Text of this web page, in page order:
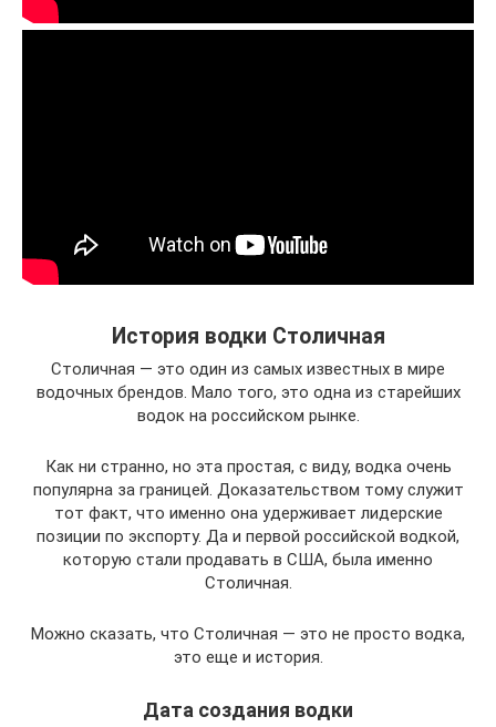
История водки Столичная
Столичная — это один из самых известных в мире
водочных брендов. Мало того, это одна из старейших
водок на российском рынке.
Как ни странно, но эта простая, с виду, водка очень
популярна за границей. Доказательством тому служит
тот факт, что именно она удерживает лидерские
позиции по экспорту. Да и первой российской водкой,
которую стали продавать в США, была именно
Столичная.
Можно сказать, что Столичная — это не просто водка,
это еще и история.
Дата создания водки